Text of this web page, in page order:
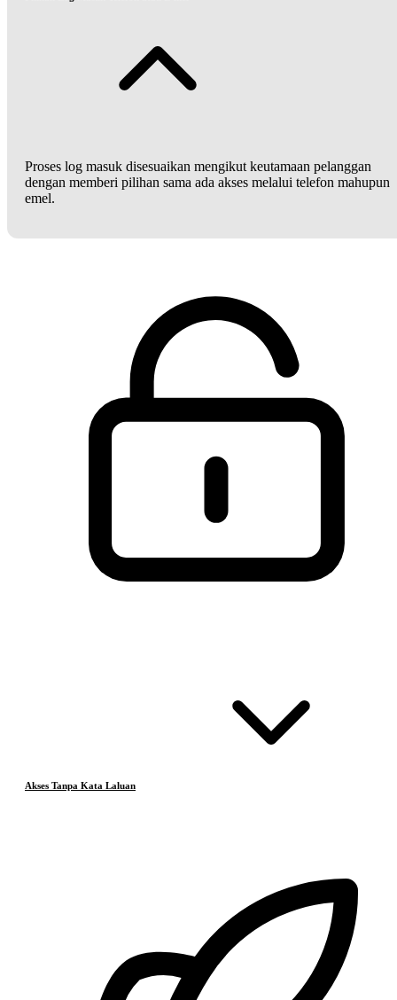
Proses log masuk disesuaikan mengikut keutamaan pelanggan
dengan memberi pilihan sama ada akses melalui telefon mahupun
emel.
Akses Tanpa Kata Laluan